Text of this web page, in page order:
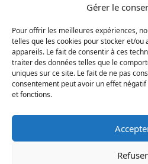
Gérer le
Pour offrir les meilleures expériences,
telles que les cookies pour stocker et/ou
appareils. Le fait de consentir à ces
traiter des données telles que le
uniques sur ce site. Le fait de ne pas
consentement peut avoir un effet
et fonctions.
Refuser